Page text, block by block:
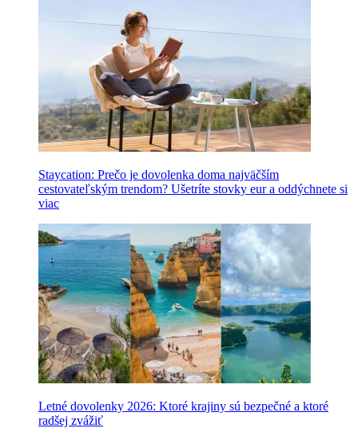
Staycation: Prečo je dovolenka doma najväčším
cestovateľským trendom? Ušetríte stovky eur a oddýchnete si
viac
Letné dovolenky 2026: Ktoré krajiny sú bezpečné a ktoré
radšej zvážiť